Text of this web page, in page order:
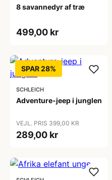
8 savannedyr af træ
499,00 kr
SPAR 28%
SCHLEICH
Adventure-jeep i junglen
VEJL. PRIS 399,00 KR
289,00 kr